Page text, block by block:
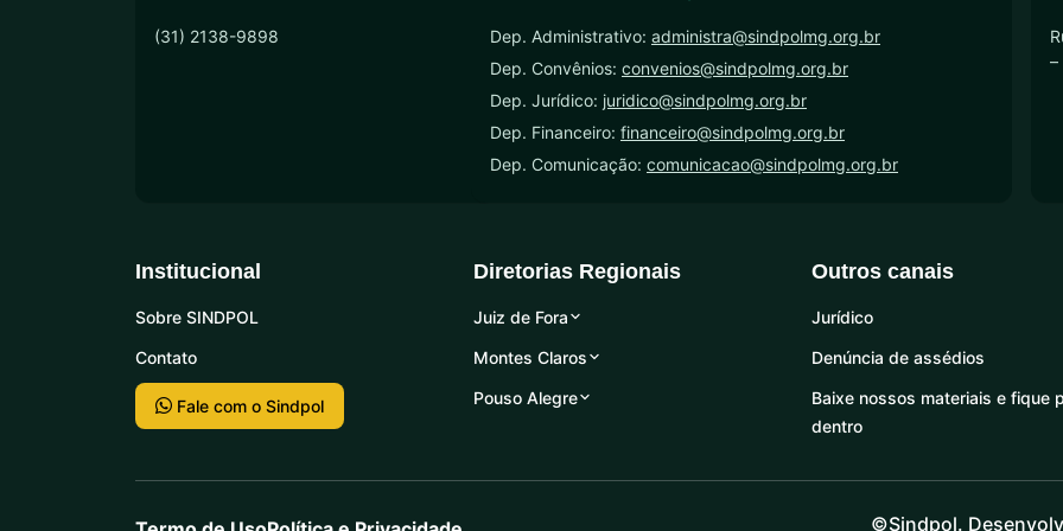
(31) 2138-9898 Dep. Administrativo: administra@sindpolmg.org.br
Dep. Convênios: convenios@sindpolmg.org.br
Dep. Jurídico: juridico@sindpolmg.org.br
Dep. Financeiro: financeiro@sindpolmg.org.br
Dep. Comunicação: comunicacao@sindpolmg.org.br
–
Institucional
Sobre SINDPOL
Contato
Fale com o Sindpol
Diretorias Regionais
Juiz de Fora
Montes Claros
Pouso Alegre
Outros canais
Jurídico
Denúncia de assédios
Baixe nossos materiais e fique
dentro
©Sindpol.